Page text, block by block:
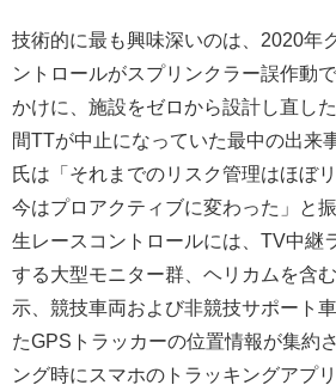
技術的に最も興味深いのは、2020年
ントロールがスプリンクラー誤作動
かけに、施設をゼロから設計し直し
間TTが中止になっていた最中の出来
氏は「それまでのリスク管理はほぼ
今はプロアクティブに変わった」と
生レースコントロールには、TV中継
する大型モニター群、ヘリカムを含
示、競技車両および非競技サポート
たGPSトラッカーの位置情報が集約
ング時にスマホのトラッキングアプ